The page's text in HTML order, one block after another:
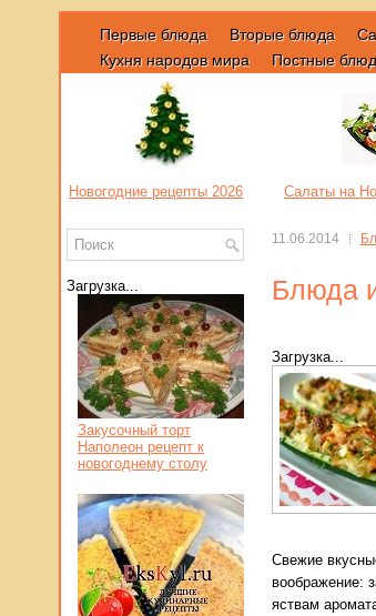
Первые блюда Вторые блюда
Кухня народов мира
Постные
Новогодние рецепты 2026 Салаты на
11.06.2014
Блюда
Загрузка...
Свежие
воображение:
яствам
Загрузка...
Закусочный торт
Наполеон рецепт к
новогоднему столу